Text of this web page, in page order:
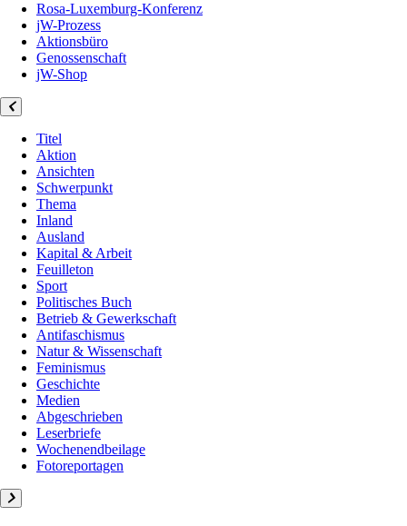
Rosa-Luxemburg-Konferenz
jW-Prozess
Aktionsbüro
Genossenschaft
jW-Shop
Titel
Aktion
Ansichten
Schwerpunkt
Thema
Inland
Ausland
Kapital & Arbeit
Feuilleton
Sport
Politisches Buch
Betrieb & Gewerkschaft
Antifaschismus
Natur & Wissenschaft
Feminismus
Geschichte
Medien
Abgeschrieben
Leserbriefe
Wochenendbeilage
Fotoreportagen